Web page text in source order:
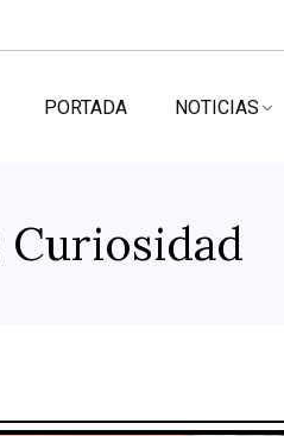
PORTADA NOTICIAS
Curiosidad